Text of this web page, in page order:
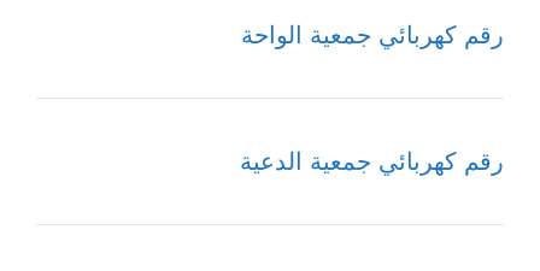
رقم كهربائي جمعية الواحة
رقم كهربائي جمعية الدعية